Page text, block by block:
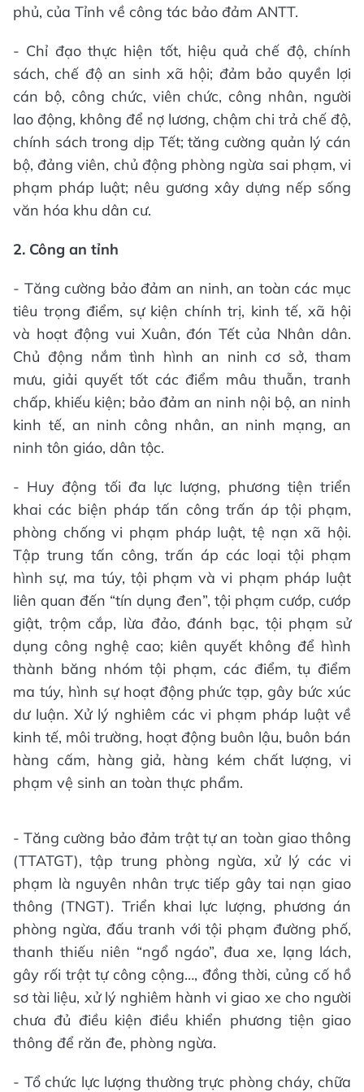
phủ, của Tỉnh về công tác bảo đảm ANTT.
- Chỉ đạo thực hiện tốt, hiệu quả chế độ, chính
sách, chế độ an sinh xã hội; đảm bảo quyền lợi
cán bộ, công chức, viên chức, công nhân, người
lao động, không để nợ lương, chậm chi trả chế độ,
chính sách trong dịp Tết; tăng cường quản lý cán
bộ, đảng viên, chủ động phòng ngừa sai phạm, vi
phạm pháp luật; nêu gương xây dựng nếp sống
văn hóa khu dân cư.
2. Công an tỉnh
- Tăng cường bảo đảm an ninh, an toàn các mục
tiêu trọng điểm, sự kiện chính trị, kinh tế, xã hội
và hoạt động vui Xuân, đón Tết của Nhân dân.
Chủ động nắm tình hình an ninh cơ sở, tham
mưu, giải quyết tốt các điểm mâu thuẫn, tranh
chấp, khiếu kiện; bảo đảm an ninh nội bộ, an ninh
kinh tế, an ninh công nhân, an ninh mạng, an
ninh tôn giáo, dân tộc.
- Huy động tối đa lực lượng, phương tiện triển
khai các biện pháp tấn công trấn áp tội phạm,
phòng chống vi phạm pháp luật, tệ nạn xã hội.
Tập trung tấn công, trấn áp các loại tội phạm
hình sự, ma túy, tội phạm và vi phạm pháp luật
liên quan đến “tín dụng đen”, tội phạm cướp, cướp
giật, trộm cắp, lừa đảo, đánh bạc, tội phạm sử
dụng công nghệ cao; kiên quyết không để hình
thành băng nhóm tội phạm, các điểm, tụ điểm
ma túy, hình sự hoạt động phức tạp, gây bức xúc
dư luận. Xử lý nghiêm các vi phạm pháp luật về
kinh tế, môi trường, hoạt động buôn lậu, buôn bán
hàng cấm, hàng giả, hàng kém chất lượng, vi
phạm vệ sinh an toàn thực phẩm.
- Tăng cường bảo đảm trật tự an toàn giao thông
(TTATGT), tập trung phòng ngừa, xử lý các vi
phạm là nguyên nhân trực tiếp gây tai nạn giao
thông (TNGT). Triển khai lực lượng, phương án
phòng ngừa, đấu tranh với tội phạm đường phố,
thanh thiếu niên “ngổ ngáo”, đua xe, lạng lách,
gây rối trật tự công cộng…, đồng thời, củng cố hồ
sơ tài liệu, xử lý nghiêm hành vi giao xe cho người
chưa đủ điều kiện điều khiển phương tiện giao
thông để răn đe, phòng ngừa.
- Tổ chức lực lượng thường trực phòng cháy, chữa